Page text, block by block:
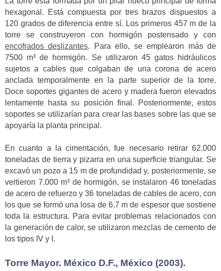
hexagonal. Está compuesta por tres brazos dispuestos a
120 grados de diferencia entre sí. Los primeros 457 m de la
torre se construyeron con hormigón postensado y con
encofrados deslizantes. Para ello, se emplearon más de
7500 m³ de hormigón. Se utilizaron 45 gatos hidráulicos
sujetos a cables que colgaban de una corona de acero
anclada temporalmente en la parte superior de la torre.
Doce soportes gigantes de acero y madera fueron elevados
lentamente hasta su posición final. Posteriormente, estos
soportes se utilizarían para crear las bases sobre las que se
apoyaría la planta principal.
En cuanto a la cimentación, fue necesario retirar 62.000
toneladas de tierra y pizarra en una superficie triangular. Se
excavó un pozo a 15 m de profundidad y, posteriormente, se
vertieron 7.000 m³ de hormigón, se instalaron 46 toneladas
de acero de refuerzo y 36 toneladas de cables de acero, con
los que se formó una losa de 6,7 m de espesor que sostiene
toda la estructura. Para evitar problemas relacionados con
la generación de calor, se utilizaron mezclas de cemento de
los tipos IV y I.
Torre Mayor. México D.F., México (2003).